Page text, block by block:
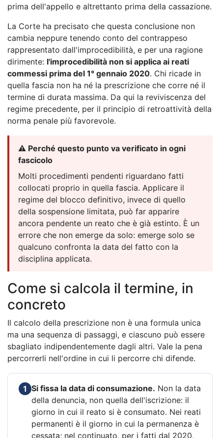
prima dell'appello e altrettanto prima della cassazione.
La Corte ha precisato che questa conclusione non
cambia neppure tenendo conto del contrappeso
rappresentato dall'improcedibilità, e per una ragione
dirimente: l'improcedibilità non si applica ai reati
commessi prima del 1° gennaio 2020. Chi ricade in
quella fascia non ha né la prescrizione che corre né il
termine di durata massima. Da qui la reviviscenza del
regime precedente, per il principio di retroattività della
norma penale più favorevole.
⚠️ Perché questo punto va verificato in ogni
fascicolo
Molti procedimenti pendenti riguardano fatti
collocati proprio in quella fascia. Applicare il
regime del blocco definitivo, invece di quello
della sospensione limitata, può far apparire
ancora pendente un reato che è già estinto. È un
errore che non emerge da solo: emerge solo se
qualcuno confronta la data del fatto con la
disciplina applicata.
Come si calcola il termine, in
concreto
Il calcolo della prescrizione non è una formula unica
ma una sequenza di passaggi, e ciascuno può essere
sbagliato indipendentemente dagli altri. Vale la pena
percorrerli nell'ordine in cui li percorre chi difende.
1 Si fissa la data di consumazione. Non la data
della denuncia, non quella dell'iscrizione: il
giorno in cui il reato si è consumato. Nei reati
permanenti è il giorno in cui la permanenza è
cessata; nel continuato, per i fatti dal 2020,